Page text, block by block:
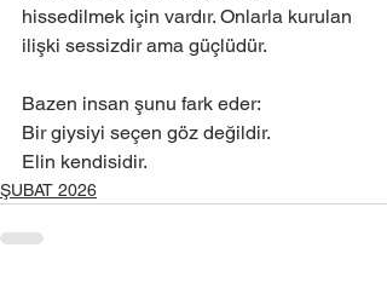
hissedilmek için vardır. Onlarla kurulan
ilişki sessizdir ama güçlüdür.
Bazen insan şunu fark eder:
Bir giysiyi seçen göz değildir.
Elin kendisidir.
ŞUBAT 2026